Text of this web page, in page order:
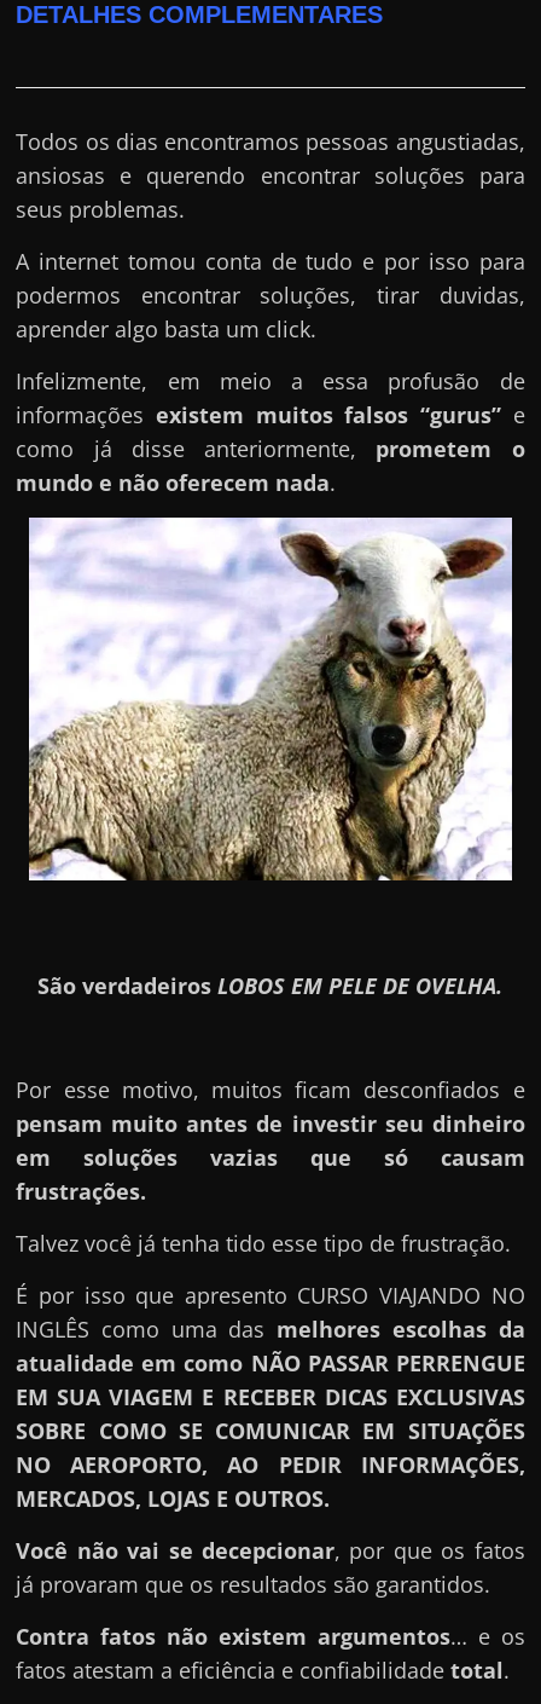
DETALHES COMPLEMENTARES
Todos os dias encontramos pessoas angustiadas,
ansiosas e querendo encontrar soluções para
seus problemas.
A internet tomou conta de tudo e por isso para
podermos encontrar soluções, tirar duvidas,
aprender algo basta um click.
Infelizmente, em meio a essa profusão de
informaçõesexistem muitos falsos “gurus”e
como já disse anteriormente, prometem o
mundo e não oferecem nada.
São verdadeirosLOBOS EM PELE DE OVELHA.
Por esse motivo, muitos ficam desconfiados e
pensam muito antes de investir seu dinheiro
em soluções vazias que só causam
frustrações.
Talvez você já tenha tido esse tipo de frustração.
É por isso que apresento CURSO VIAJANDO NO
INGLÊS como uma das melhores escolhas da
atualidade em como NÃO PASSAR PERRENGUE
EM SUA VIAGEM E RECEBER DICAS EXCLUSIVAS
SOBRE COMO SE COMUNICAR EM SITUAÇÕES
NO AEROPORTO, AO PEDIR INFORMAÇÕES,
MERCADOS, LOJAS E OUTROS.
Você não vai se decepcionar, por que os fatos
já provaram que os resultados são garantidos.
Contra fatos não existem argumentos… e os
fatos atestam a eficiência e confiabilidadetotal.